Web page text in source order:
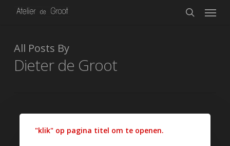
content
Menu
All Posts By
Dieter de Groot
"klik" op pagina titel om te openen.